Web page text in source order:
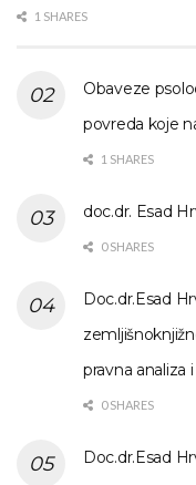
1 SHARES
Obaveze
povreda koje
1 SHARES
doc.dr. Esad
0 SHARES
Doc.dr.Esad
pravna analiza
0 SHARES
Doc.dr.Esad